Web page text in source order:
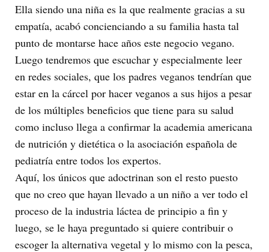
Ella siendo una niña es la que realmente gracias a su
empatía, acabó concienciando a su familia hasta tal
punto de montarse hace años este negocio vegano.
Luego tendremos que escuchar y especialmente leer
en redes sociales, que los padres veganos tendrían que
estar en la cárcel por hacer veganos a sus hijos a pesar
de los múltiples beneficios que tiene para su salud
como incluso llega a confirmar la academia americana
de nutrición y dietética o la asociación española de
pediatría entre todos los expertos.
Aquí, los únicos que adoctrinan son el resto puesto
que no creo que hayan llevado a un niño a ver todo el
proceso de la industria láctea de principio a fin y
luego, se le haya preguntado si quiere contribuir o
escoger la alternativa vegetal y lo mismo con la pesca,